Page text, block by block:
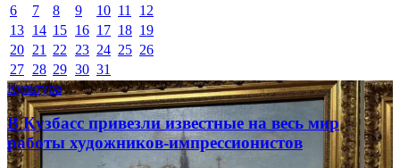
6
7 8 9 10 11
12
13 14 15 16 17 18 19
20 21 22 23 24 25 26
27 28 29 30 31
Культура
В Кузбасс привезли известные на весь мир
работы художников-импрессионистов